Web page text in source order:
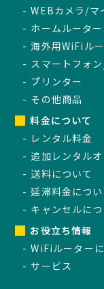
WEBカメラ/マ
ホームルーター
海外用WiFiル
スマートフォ
プリンター
その他商品
料金について
レンタル料金
追加レンタル
送料について
延滞料金につい
キャンセルに
お役立ち情報
WiFiルーター
サービス